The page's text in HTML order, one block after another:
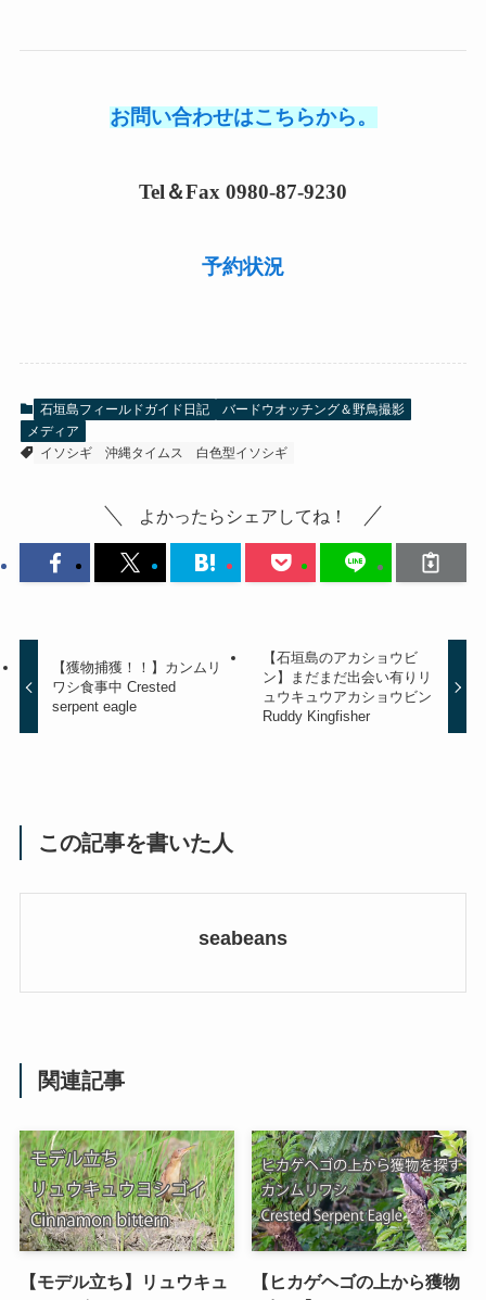
お問い合わせはこちらから。
Tel＆Fax 0980-87-9230
予約状況
石垣島フィールドガイド日記
バードウオッチング＆野鳥撮影
メディア
イソシギ
沖縄タイムス 白色型イソシギ
よかったらシェアしてね！
【獲物捕獲！！】カンムリ
ワシ食事中 Crested
serpent eagle
【石垣島のアカショウビ
ン】まだまだ出会い有りリ
ュウキュウアカショウビン
Ruddy Kingfisher
この記事を書いた人
seabeans
関連記事
【モデル立ち】リュウキュ
【ヒカゲヘゴの上から獲物